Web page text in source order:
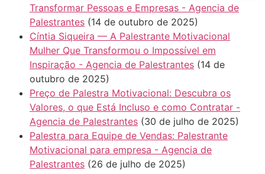
Transformar Pessoas e Empresas - Agencia de
Palestrantes (14 de outubro de 2025)
Cíntia Siqueira — A Palestrante Motivacional
Mulher Que Transformou o Impossível em
Inspiração - Agencia de Palestrantes (14 de
outubro de 2025)
Preço de Palestra Motivacional: Descubra os
Valores, o que Está Incluso e como Contratar -
Agencia de Palestrantes (30 de julho de 2025)
Palestra para Equipe de Vendas: Palestrante
Motivacional para empresa - Agencia de
Palestrantes (26 de julho de 2025)